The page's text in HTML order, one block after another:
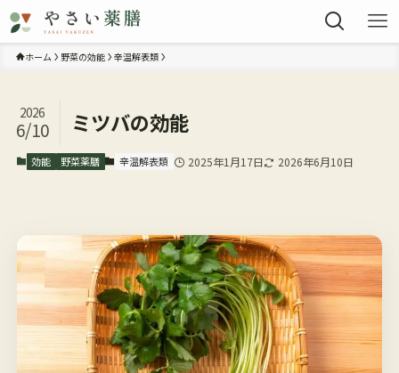
ホーム 野菜の効能 辛温解表類
ミツバの効能
2026
6/10
効能 野菜薬膳 辛温解表類 2025年1月17日 2026年6月10日